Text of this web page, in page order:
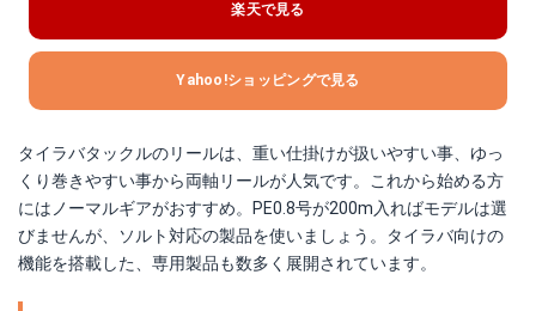
楽天で見る
Yahoo!ショッピングで見る
タイラバタックルのリールは、重い仕掛けが扱いやすい事、ゆっ
くり巻きやすい事から両軸リールが人気です。これから始める方
にはノーマルギアがおすすめ。PE0.8号が200m入ればモデルは選
びませんが、ソルト対応の製品を使いましょう。タイラバ向けの
機能を搭載した、専用製品も数多く展開されています。